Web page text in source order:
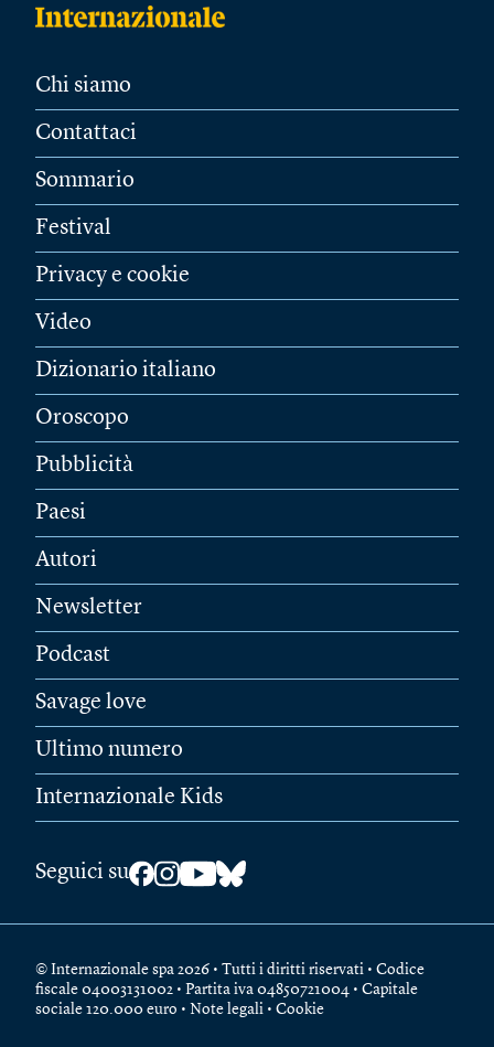
Chi siamo
Contattaci
Sommario
Festival
Privacy e cookie
Video
Dizionario italiano
Oroscopo
Pubblicità
Paesi
Autori
Newsletter
Podcast
Savage love
Ultimo numero
Internazionale Kids
Seguici su
© Internazionale spa 2026 • Tutti i diritti riservati • Codice
fiscale 04003131002 • Partita iva 04850721004 • Capitale
sociale 120.000 euro • Note legali • Cookie